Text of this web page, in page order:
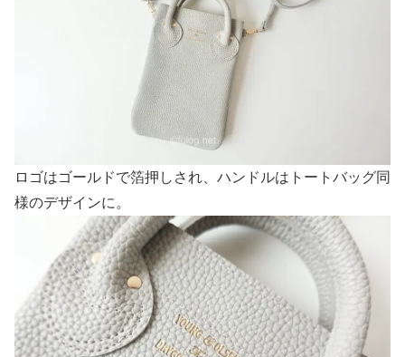
ロゴはゴールドで箔押しされ、ハンドルはトートバッグ同
様のデザインに。